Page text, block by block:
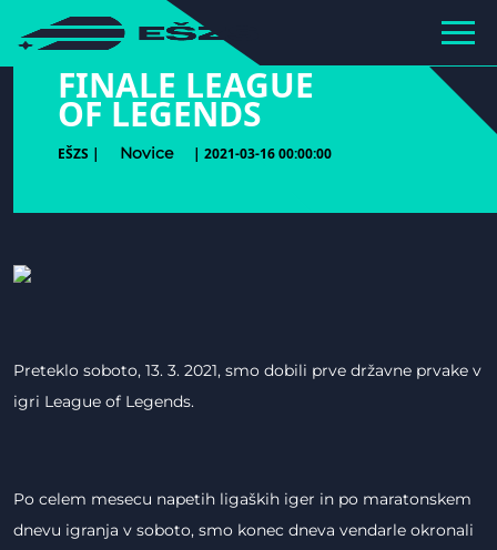
hihiiiiiiiiiii
FINALE LEAGUE
OF LEGENDS
EŠZS | Novice | 2021-03-16 00:00:00
Preteklo soboto, 13. 3. 2021, smo dobili prve državne prvake v
igri League of Legends.
Po celem mesecu napetih ligaških iger in po maratonskem
dnevu igranja v soboto, smo konec dneva vendarle okronali